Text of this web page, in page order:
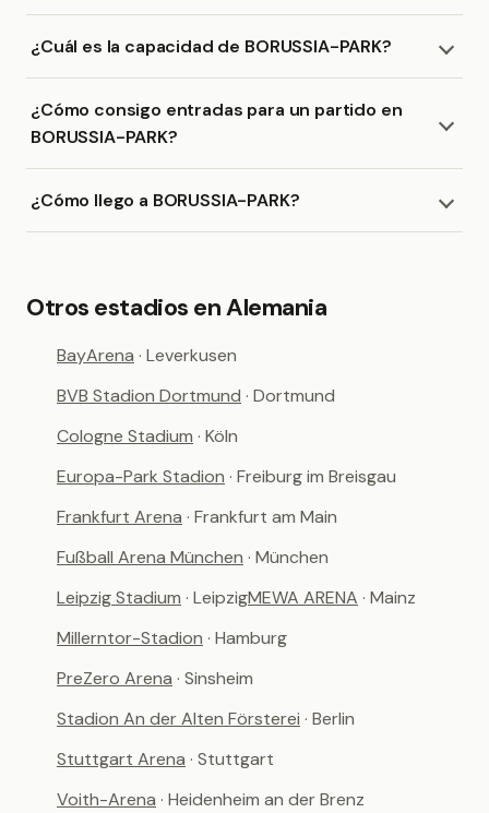
¿Cuál es la capacidad de BORUSSIA-PARK?
¿Cómo consigo entradas para un partido en
BORUSSIA-PARK?
¿Cómo llego a BORUSSIA-PARK?
Otros estadios en Alemania
BayArena · Leverkusen
BVB Stadion Dortmund · Dortmund
Cologne Stadium · Köln
Europa-Park Stadion · Freiburg im Breisgau
Frankfurt Arena · Frankfurt am Main
Fußball Arena München · München
Leipzig Stadium · LeipzigMEWA ARENA · Mainz
Millerntor-Stadion · Hamburg
PreZero Arena · Sinsheim
Stadion An der Alten Försterei · Berlin
Stuttgart Arena · Stuttgart
Voith-Arena · Heidenheim an der Brenz